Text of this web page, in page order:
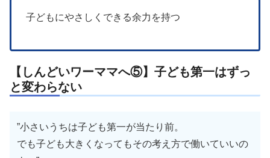
子どもにやさしくできる余力を持つ
【しんどいワーママへ⑤】子ども第一はずっ
と変わらない
”小さいうちは子ども第一が当たり前。
でも子ども大きくなってもその考え方で働いていいの